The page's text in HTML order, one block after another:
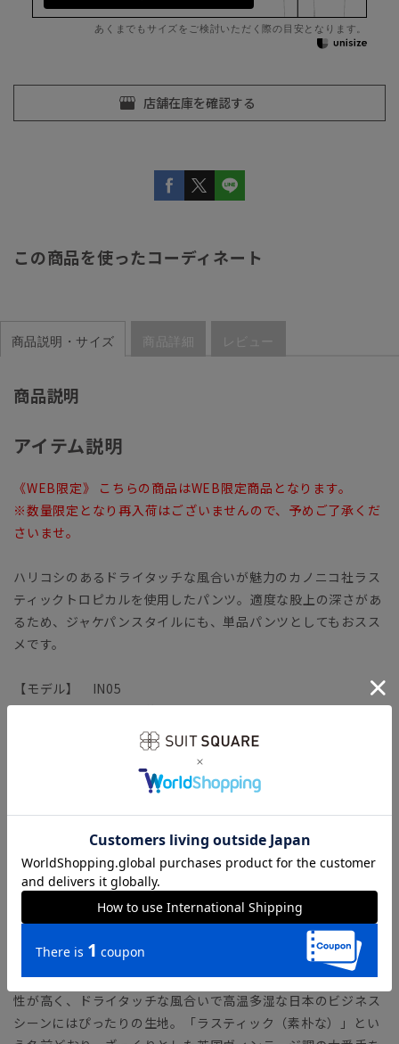
あくまでもサイズをご検討いただく際の目安となります。
この商品を使ったコーディネート
商品説明・サイズ 商品詳細 レビュー
商品説明
アイテム説明
《WEB限定》 こちらの商品はWEB限定商品となります。
※数量限定となり再入荷はございませんので、予めご了承くだ
さいませ。
ハリコシのあるドライタッチな風合いが魅力のカノニコ社ラス
ティックトロピカルを使用したパンツ。適度な股上の深さがあ
るため、ジャケパンスタイルにも、単品パンツとしてもおスス
メです。
【モデル】 IN05
ヒザ幅～裾幅にかけて絶妙な美ラインで絞り込んだ、細身のテ
ーパードパンツ。ロングセラーのクラシックモデルで、正統派
ジャケットとも好相性。ヒップ周りの適度なゆとりで動きやす
ーレ・バルべリス・カノニコ）
1936年イタリア・ビエラ地区にて創業の、イタリアを代表する
生地ブランド。糸の紡績から生地までを一貫して生産すること
により、高品質で優れたコストパフォーマンスを実現していま
カノニコ社が特別に交配して生まれた“21マイクロンウール”を
使用した「ラスティックトロピカル」を使用。防シワ性・通気
性が高く、ドライタッチな風合いで高温多湿な日本のビジネス
シーンにはぴったりの生地。「ラスティック（素朴な）」とい